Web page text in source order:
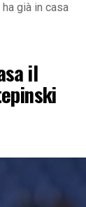
già in casa
il